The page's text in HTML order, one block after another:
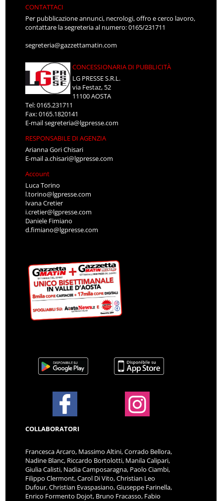
CONTATTACI
Per pubblicazione annunci, necrologi, offro e cerco lavoro,
contattare la segreteria al numero: 0165/231711
segreteria@gazzettamatin.com
CONCESSIONARIA DI PUBBLICITÀ
LG PRESSE S.R.L.
via Festaz, 52
11100 AOSTA
Tel: 0165.231711
Fax: 0165.1820141
E-mailsegreteria@lgpresse.com
RESPONSABILE DI AGENZIA
Arianna Gori Chisari
E-maila.chisari@lgpresse.com
Account
Luca Torino
l.torino@lgpresse.com
Ivana Cretier
i.cretier@lgpresse.com
Daniele Fimiano
d.fimiano@lgpresse.com
COLLABORATORI
Francesca Arcaro, Massimo Altini, Corrado Bellora,
Nadine Blanc, Riccardo Bortolotti, Manila Calipari,
Giulia Calisti, Nadia Camposaragna, Paolo Ciambi,
Filippo Clermont, Carol Di Vito, Christian Leo
Dufour, Christian Evaspasiano, Giuseppe Farinella,
Enrico Formento Dojot, Bruno Fracasso, Fabio